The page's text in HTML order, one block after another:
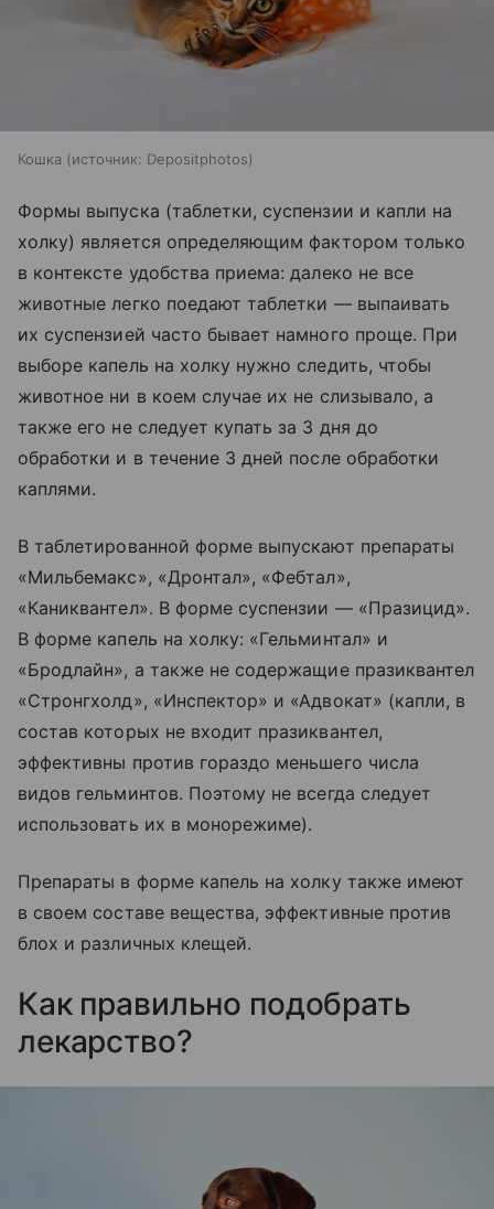
Кошка источник: Depositphotos
Формы выпуска (таблетки, суспензии и капли на
холку) является определяющим фактором только
в контексте удобства приема: далеко не все
животные легко поедают таблетки — выпаивать
их суспензией часто бывает намного проще. При
выборе капель на холку нужно следить, чтобы
животное ни в коем случае их не слизывало, а
также его не следует купать за 3 дня до
обработки и в течение 3 дней после обработки
каплями.
В таблетированной форме выпускают препараты
«Мильбемакс», «Дронтал», «Фебтал»,
«Каниквантел». В форме суспензии — «Празицид».
В форме капель на холку: «Гельминтал» и
«Бродлайн», а также не содержащие празиквантел
«Стронгхолд», «Инспектор» и «Адвокат» (капли, в
состав которых не входит празиквантел,
эффективны против гораздо меньшего числа
видов гельминтов. Поэтому не всегда следует
использовать их в монорежиме).
Препараты в форме капель на холку также имеют
в своем составе вещества, эффективные против
блох и различных клещей.
Как правильно подобрать
лекарство?